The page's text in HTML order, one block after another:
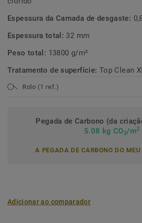
Espessura da Camada de desgaste:
Espessura total: 32 mm
Peso total: 13800 g/m²
Tratamento de superfície: Top Clean
Rolo (1 ref.)
Pegada de Carbono (da
5.08 kg CO2/m2
A PEGADA DE CARBONO DO MEU
Adicionar ao comparador